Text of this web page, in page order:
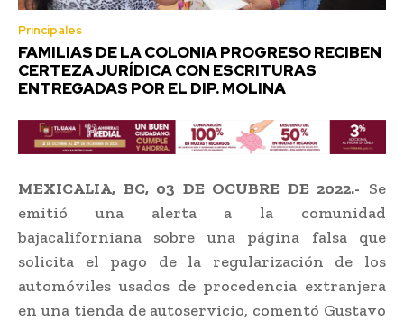
Principales
FAMILIAS DE LA COLONIA PROGRESO RECIBEN
CERTEZA JURÍDICA CON ESCRITURAS
ENTREGADAS POR EL DIP. MOLINA
MEXICALIA, BC, 03 DE OCUBRE DE 2022.- Se
emitió una alerta a la comunidad
bajacaliforniana sobre una página falsa que
solicita el pago de la regularización de los
automóviles usados de procedencia extranjera
en una tienda de autoservicio, comentó Gustavo